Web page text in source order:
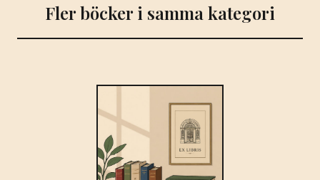
Fler böcker i samma kategori